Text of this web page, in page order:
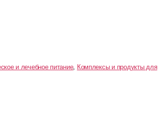
и лечебное питание, Комплексы и продукты для